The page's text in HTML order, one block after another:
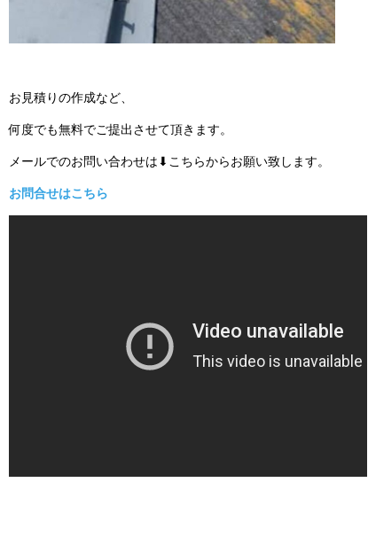
お見積りの作成など、
何度でも無料でご提出させて頂きます。
メールでのお問い合わせは⬇こちらからお願い致します。
お問合せはこちら